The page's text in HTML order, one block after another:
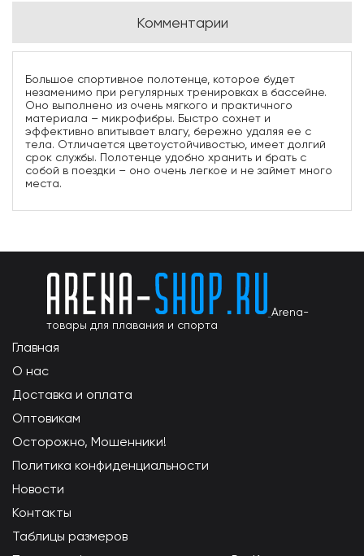
Комментарии
Большое спортивное полотенце, которое будет
незаменимо при регулярных тренировках в бассейне.
Оно выполнено из очень мягкого и практичного
материала – микрофибры. Быстро сохнет и
эффективно впитывает влагу, бережно удаляя ее с
тела. Отличается цветоустойчивостью, имеет долгий
срок службы. Полотенце удобно хранить и брать с
собой в поездки – оно очень легкое и не займет много
места.
Arena-
товары для плавания и спорта
Главная
О нас
Доставка и оплата
Оптовикам
Осторожно, Мошенники!
Политика конфиденциальности
Новости
Контакты
Таблицы размеров